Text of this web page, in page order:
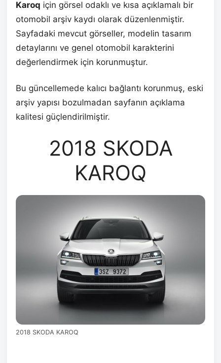
Karoq için görsel odaklı ve kısa açıklamalı bir
otomobil arşiv kaydı olarak düzenlenmiştir.
Sayfadaki mevcut görseller, modelin tasarım
detaylarını ve genel otomobil karakterini
değerlendirmek için korunmuştur.
Bu güncellemede kalıcı bağlantı korunmuş, eski
arşiv yapısı bozulmadan sayfanın açıklama
kalitesi güçlendirilmiştir.
2018 SKODA
KAROQ
2018 SKODA KAROQ